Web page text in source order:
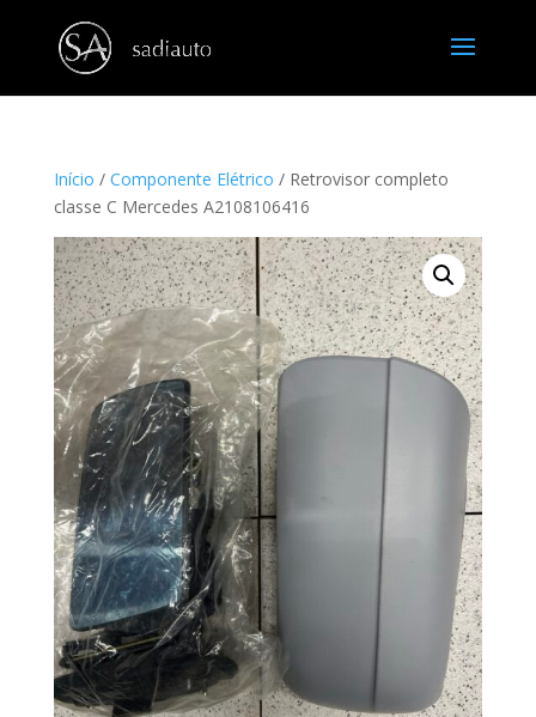
Início / Componente Elétrico / Retrovisor completo
classe C Mercedes A2108106416